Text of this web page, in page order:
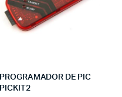
PROGRAMADOR DE PIC
PICKIT2